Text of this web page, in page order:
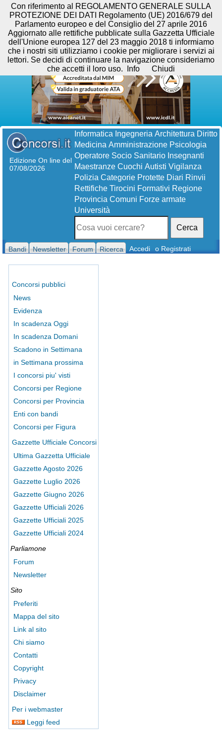
Edizione On line del
07/08/2026
Informatica Ingegneria Architettura Diritto
Medicina Amministrazione Psicologia
Operatore Socio Sanitario Insegnanti
Maestranze Cuochi Autisti Vigilanza
Polizia Categorie Protette Diari Rinvii
Rettifiche Tirocini Formativi Regione
Provincia Comuni Forze armate
Università
Cerca
Bandi Newsletter Forum Ricerca Accedi o Registrati
Concorsi pubblici
News
Evidenza
In scadenza Oggi
In scadenza Domani
Scadono in Settimana
in Settimana prossima
I concorsi piu' visti
Concorsi per Regione
Concorsi per Provincia
Enti con bandi
Concorsi per Figura
Gazzette Ufficiale Concorsi
Ultima Gazzetta Ufficiale
Gazzette Agosto 2026
Gazzette Luglio 2026
Gazzette Giugno 2026
Gazzette Ufficiali 2026
Gazzette Ufficiali 2025
Gazzette Ufficiali 2024
Parliamone
Forum
Newsletter
Sito
Preferiti
Mappa del sito
Link al sito
Chi siamo
Contatti
Copyright
Privacy
Disclaimer
Per i webmaster
Leggi feed
Con riferimento al REGOLAMENTO GENERALE SULLA
PROTEZIONE DEI DATI Regolamento (UE) 2016/679 del
Parlamento europeo e del Consiglio del 27 aprile 2016
Aggiornato alle rettifiche pubblicate sulla Gazzetta Ufficiale
dell'Unione europea 127 del 23 maggio 2018 ti informiamo
che i nostri siti utilizziamo i cookie per migliorare i servizi ai
lettori. Se decidi di continuare la navigazione consideriamo
che accetti il loro uso.
Info Chiudi